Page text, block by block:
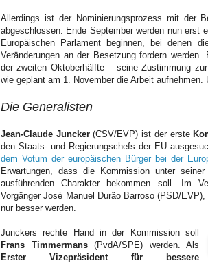
Allerdings ist der Nominierungsprozess mit der
abgeschlossen: Ende September werden nun erst
Europäischen Parlament beginnen, bei denen
Veränderungen an der Besetzung fordern
der zweiten Oktoberhälfte – seine Zustimmung
wie geplant am 1. November die Arbeit aufnehmen.
Die Generalisten
Jean-Claude Juncker(CSV/EVP) ist der erste
den Staats- und Regierungschefs der EU
dem Votum der europäischen Bürger bei der
Erwartungen, dass die Kommission unter
ausführenden Charakter bekommen soll. Im
Vorgänger José Manuel Durão Barroso (PSD/
nur besser werden.
Junckers rechte Hand in der Kommission soll
Frans Timmermans (PvdA/SPE) werden. Als
Erster Vizepräsident für bessere